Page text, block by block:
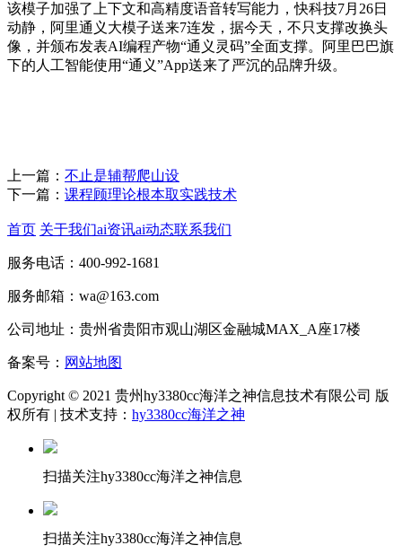
该模子加强了上下文和高精度语音转写能力，快科技7月26日
动静，阿里通义大模子送来7连发，据今天，不只支撑改换头
像，并颁布发表AI编程产物“通义灵码”全面支撑。阿里巴巴旗
下的人工智能使用“通义”App送来了严沉的品牌升级。
上一篇： 不止是辅帮爬山设
下一篇： 课程顾理论根本取实践技术
首页 关于我们ai资讯ai动态联系我们
服务电话：400-992-1681
服务邮箱：wa@163.com
公司地址：贵州省贵阳市观山湖区金融城MAX_A座17楼
备案号： 网站地图
Copyright © 2021 贵州hy3380cc海洋之神信息技术有限公司 版
权所有 | 技术支持： hy3380cc海洋之神
扫描关注hy3380cc海洋之神信息
扫描关注hy3380cc海洋之神信息